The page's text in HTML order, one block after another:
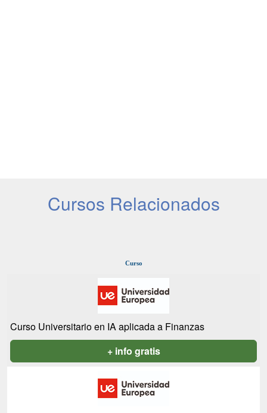
Cursos Relacionados
Curso
Curso Universitario en IA aplicada a Finanzas
+ info gratis